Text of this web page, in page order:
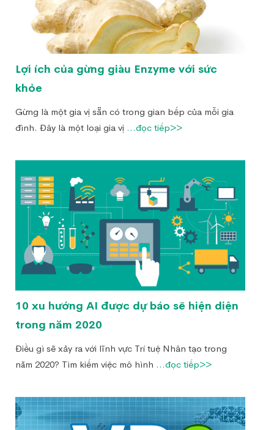
Lợi ích của gừng giàu Enzyme với sức
khỏe
Gừng là một gia vị sẵn có trong gian bếp của mỗi gia
đình. Đây là một loại gia vị ...đọc tiếp>>
10 xu hướng AI được dự báo sẽ hiện diện
trong năm 2020
Điều gì sẽ xảy ra với lĩnh vực Trí tuệ Nhân tạo trong
năm 2020? Tìm kiếm việc mô hình ...đọc tiếp>>